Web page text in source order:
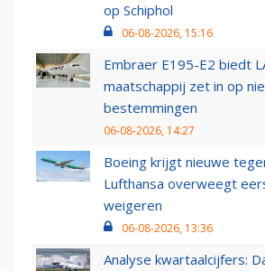
op Schiphol
06-08-2026, 15:16
Embraer E195-E2 biedt
maatschappij zet in op
bestemmingen
06-08-2026, 14:27
Boeing krijgt nieuwe
Lufthansa overweegt
weigeren
06-08-2026, 13:36
Analyse kwartaalcijfers: